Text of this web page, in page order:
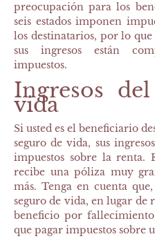
preocupación para los
seis estados imponen
los destinatarios, por lo
sus ingresos están
impuestos.
Ingresos
vida
Si usted es el beneficiario
seguro de vida, sus
impuestos sobre la renta.
recibe una póliza muy
más. Tenga en cuenta
seguro de vida, en lugar
beneficio por
que pagar impuestos sobre